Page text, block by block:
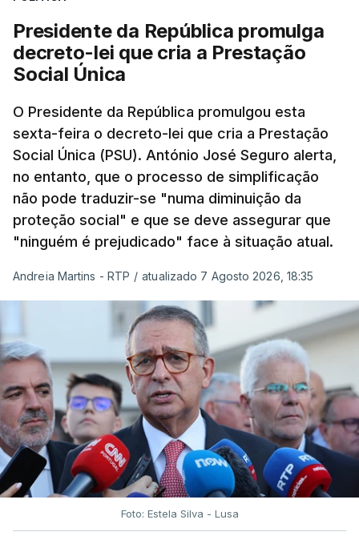
Presidente da República promulga
decreto-lei que cria a Prestação
Social Única
O Presidente da República promulgou esta
sexta-feira o decreto-lei que cria a Prestação
Social Única (PSU). António José Seguro alerta,
no entanto, que o processo de simplificação
não pode traduzir-se "numa diminuição da
proteção social" e que se deve assegurar que
"ninguém é prejudicado" face à situação atual.
Andreia Martins - RTP / atualizado 7 Agosto 2026, 18:35
Foto: Estela Silva - Lusa